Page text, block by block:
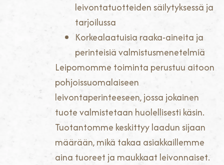
leivontatuotteiden säilytyksessä ja
tarjoilussa
Korkealaatuisia raaka-aineita ja
perinteisiä valmistusmenetelmiä
Leipomomme toiminta perustuu aitoon
pohjoissuomalaiseen
leivontaperinteeseen, jossa jokainen
tuote valmistetaan huolellisesti käsin.
Tuotantomme keskittyy laadun sijaan
määrään, mikä takaa asiakkaillemme
aina tuoreet ja maukkaat leivonnaiset.